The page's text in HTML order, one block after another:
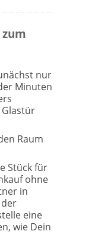
nur
Minuten
Raum
Stück für
ohne
in
eine
wie Dein